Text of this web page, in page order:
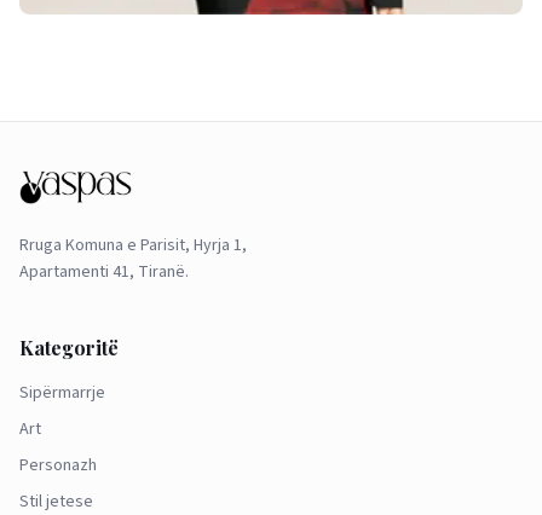
Rruga Komuna e Parisit, Hyrja 1,
Apartamenti 41, Tiranë.
Kategoritë
Sipërmarrje
Art
Personazh
Stil jetese